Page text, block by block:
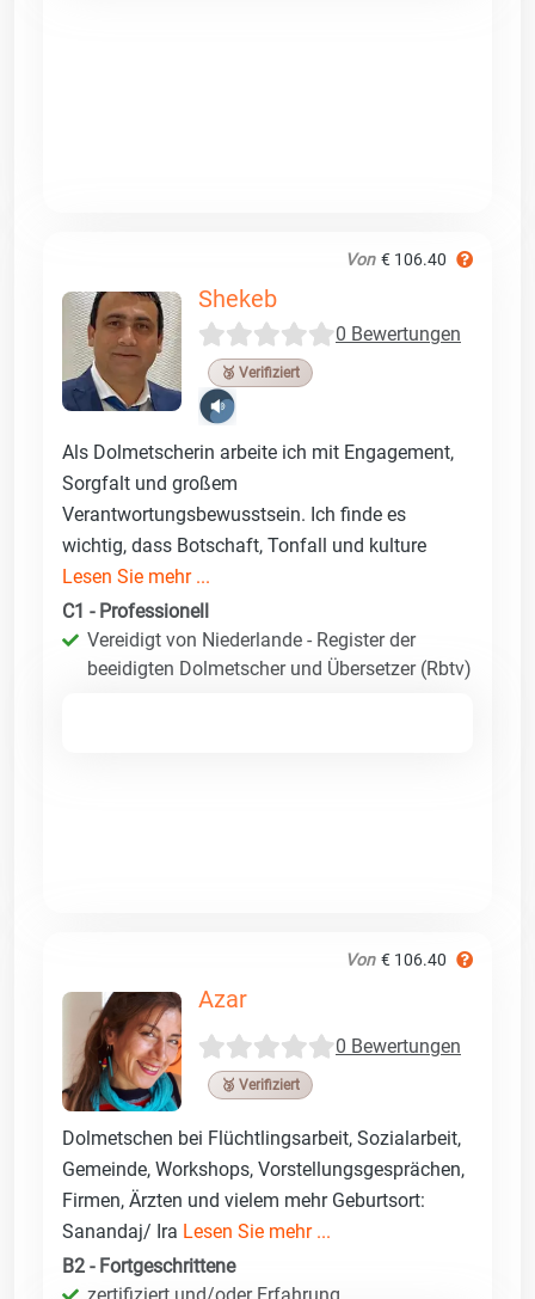
Von € 106.40
Shekeb
0 Bewertungen
🥉 Verifiziert
Als Dolmetscherin arbeite ich mit Engagement,
Sorgfalt und großem
Verantwortungsbewusstsein. Ich finde es
wichtig, dass Botschaft, Tonfall und kulture
Lesen Sie mehr ...
C1 - Professionell
Vereidigt von Niederlande - Register der
beeidigten Dolmetscher und Übersetzer (Rbtv)
Von € 106.40
Azar
0 Bewertungen
🥉 Verifiziert
Dolmetschen bei Flüchtlingsarbeit, Sozialarbeit,
Gemeinde, Workshops, Vorstellungsgesprächen,
Firmen, Ärzten und vielem mehr Geburtsort:
Sanandaj/ Ira Lesen Sie mehr ...
B2 - Fortgeschrittene